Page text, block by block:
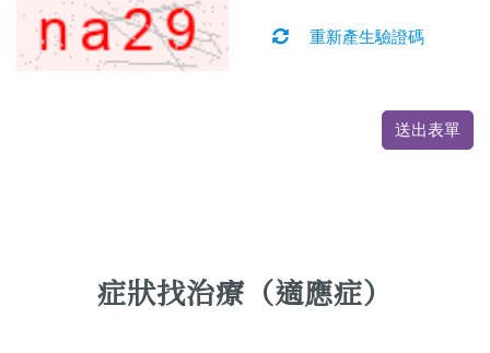
重新產生驗證碼
送出表單
症狀找治療（適應症）